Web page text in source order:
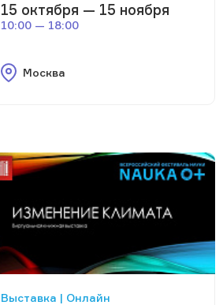
15 октября — 15 ноября
10:00 — 18:00
Москва
Выставка | Онлайн